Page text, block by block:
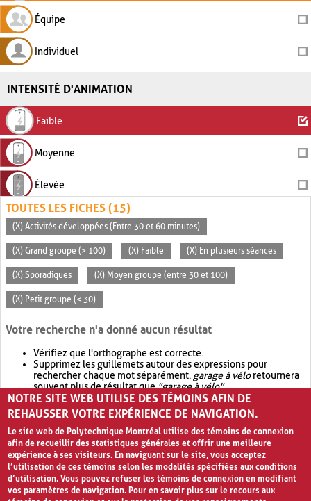
Équipe
Individuel
INTENSITÉ D'ANIMATION
Faible
Moyenne
Élevée
TOUTES LES FICHES (15)
(X) Activités développées (Entre 30 et 60 minutes)
(X) Grand groupe (> 100) (X) Faible (X) En plusieurs séances
(X) Sporadiques (X) Moyen groupe (entre 30 et 100)
(X) Petit groupe (< 30)
Votre recherche n'a donné aucun résultat
Vérifiez que l'orthographe est correcte.
Supprimez les guillemets autour des expressions pour
rechercher chaque mot séparément. garage à véloretournera
souvent plus de résultat que"garage à vélo".
Envisagez d'élargir votre recherche avec OR.garage OR vélo
retournera souvent plus de résultat quegarage à vélo
NOTRE SITE WEB UTILISE DES TÉMOINS AFIN DE
REHAUSSER VOTRE EXPÉRIENCE DE NAVIGATION.
Le site web de Polytechnique Montréal utilise des témoins de connexion
afin de recueillir des statistiques générales et offrir une meilleure
expérience à ses visiteurs. En naviguant sur le site, vous acceptez
l’utilisation de ces témoins selon les modalités spécifiées aux conditions
d’utilisation. Vous pouvez refuser les témoins de connexion en modifiant
vos paramètres de navigation. Pour en savoir plus sur le recours aux